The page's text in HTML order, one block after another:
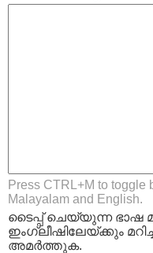
Press CTRL+M to toggle
Malayalam and English.
ടൈപ്പ്‌ ചെയ്യുന്ന ഭാഷ
ഇംഗ്ലീഷിലേയ്ക്കും
അമര്‍ത്തുക.